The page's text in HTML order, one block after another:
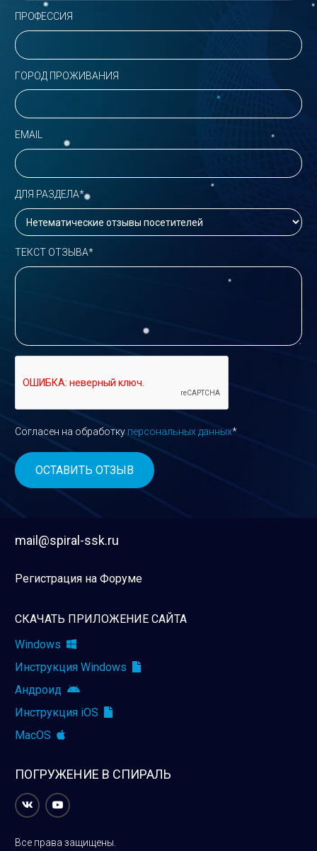
ПРОФЕССИЯ
ГОРОД ПРОЖИВАНИЯ
EMAIL
ДЛЯ РАЗДЕЛА*
ТЕКСТ ОТЗЫВА*
Согласен на обработку персональных данных*
mail@spiral-ssk.ru
Регистрация на Форуме
СКАЧАТЬ ПРИЛОЖЕНИЕ САЙТА
Windows
Инструкция Windows
Андроид
Инструкция iOS
MacOS
ПОГРУЖЕНИЕ В СПИРАЛЬ
Все права защищены.